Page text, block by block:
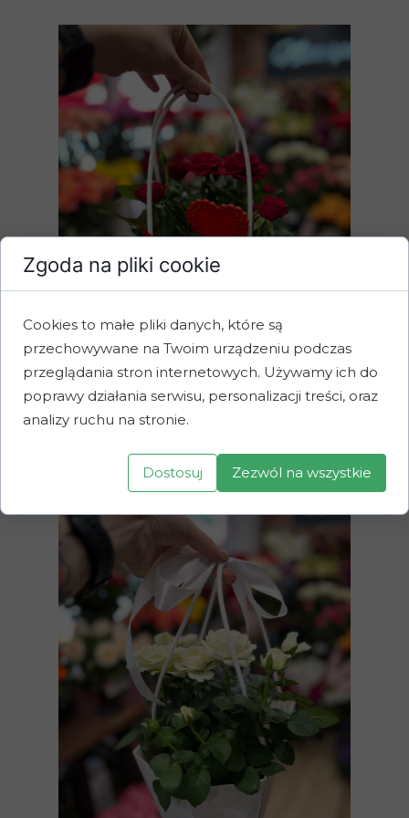
Zgoda na pliki cookie
Cookies to małe pliki danych, które są
przechowywane na Twoim urządzeniu podczas
przeglądania stron internetowych. Używamy ich do
poprawy działania serwisu, personalizacji treści, oraz
analizy ruchu na stronie.
Dostosuj Zezwól na wszystkie